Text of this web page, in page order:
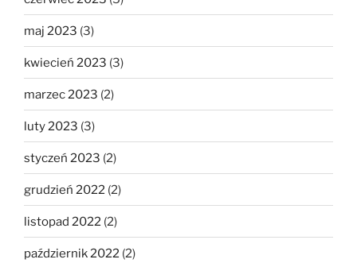
maj 2023 (3)
kwiecień 2023 (3)
marzec 2023 (2)
luty 2023 (3)
styczeń 2023 (2)
grudzień 2022 (2)
listopad 2022 (2)
październik 2022 (2)